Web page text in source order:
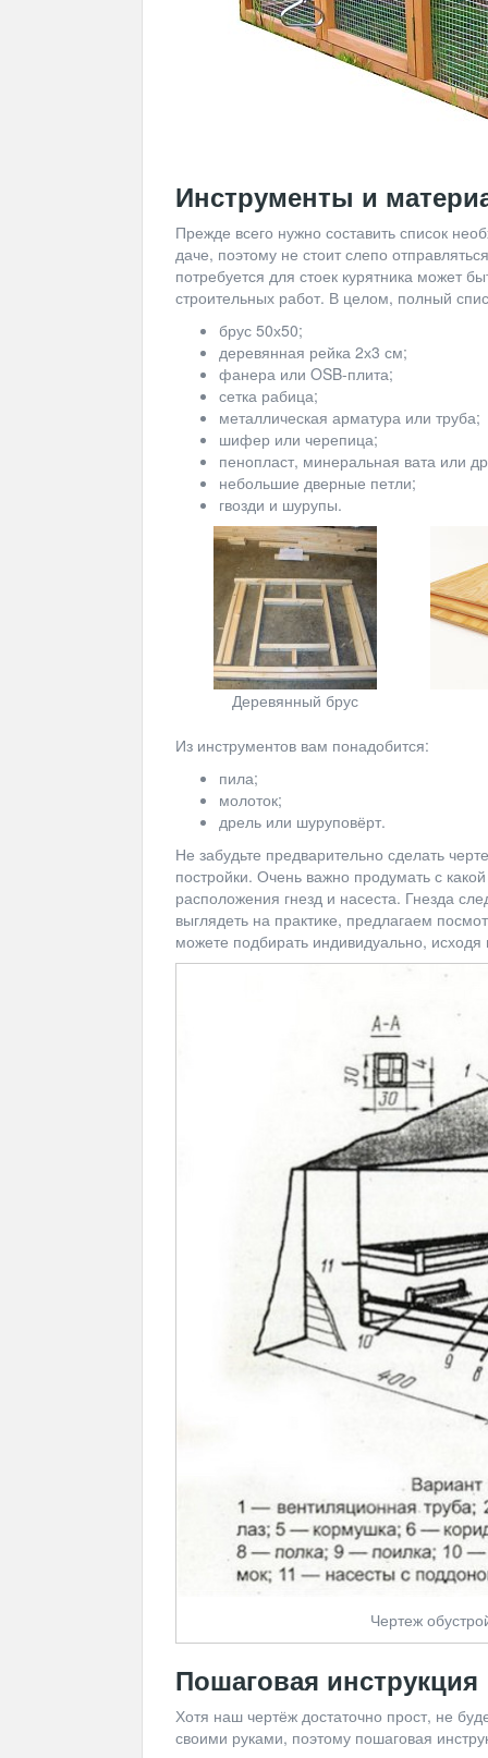
Инструменты и
Прежде всего нужно составить список
даче, поэтому не стоит слепо
потребуется для стоек курятника может
строительных работ. В целом, полный
брус 50х50;
деревянная рейка 2х3 см;
фанера или OSB-плита;
сетка рабица;
металлическая арматура или труба;
шифер или черепица;
пенопласт, минеральная вата или
небольшие дверные петли;
гвозди и шурупы.
Деревянный брус
Из инструментов вам понадобится:
пила;
молоток;
дрель или шуруповёрт.
Не забудьте предварительно сделать
постройки. Очень важно продумать с
расположения гнезд и насеста. Гнезда
выглядеть на практике, предлагаем
можете подбирать индивидуально,
Чертеж
Пошаговая инструкция
Хотя наш чертёж достаточно прост, не
своими руками, поэтому пошаговая